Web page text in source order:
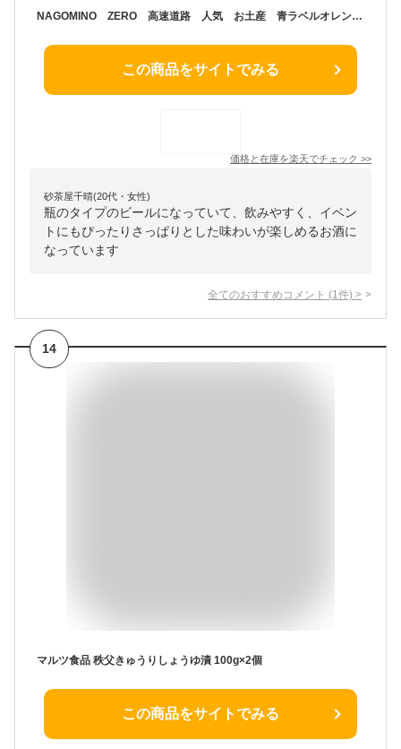
NAGOMINO ZERO 高速道路 人気 お土産 青ラベルオレンジラベルのセット 和みのゼロ 麦芽 ホップ 炭酸 岩手 一関 世嬉の一酒造 秩父 アルコールフリー飲料 炭酸飲料
この商品をサイトでみる
価格と在庫を楽天でチェック >>
砂茶屋千晴(20代・女性)
瓶のタイプのビールになっていて、飲みやすく、イベン
トにもぴったりさっぱりとした味わいが楽しめるお酒に
なっています
全てのおすすめコメント (1 件) >
14
マルツ食品 秩父きゅうりしょうゆ漬 100g×2個
この商品をサイトでみる